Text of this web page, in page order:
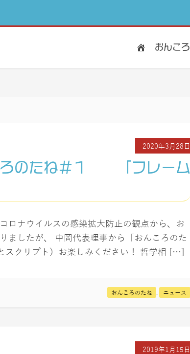
おんころ
2020年3月28日
ろのたね＃１ 「フレーム
ロナウイルスの感染拡大防止の観点から、お
ましたが、 中岡代表理事から「おんころのた
スクリプト）お楽しみください！ 哲学相 […]
おんころのたね ニュース
2019年1月15日